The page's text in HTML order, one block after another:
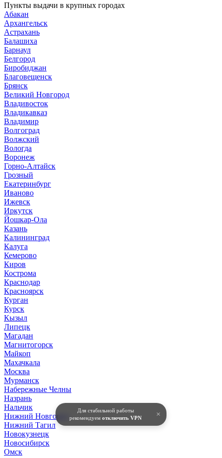
Для стабильной работы
рекомендуем отключить VPN ×
Пункты выдачи в крупных городах
Абакан
Архангельск
Астрахань
Балашиха
Барнаул
Белгород
Биробиджан
Благовещенск
Брянск
Великий Новгород
Владивосток
Владикавказ
Владимир
Волгоград
Волжский
Вологда
Воронеж
Горно-Алтайск
Грозный
Екатеринбург
Иваново
Ижевск
Иркутск
Йошкар-Ола
Казань
Калининград
Калуга
Кемерово
Киров
Кострома
Краснодар
Красноярск
Курган
Курск
Кызыл
Липецк
Магадан
Магнитогорск
Майкоп
Махачкала
Москва
Мурманск
Набережные Челны
Назрань
Нальчик
Нижний Новгород
Нижний Тагил
Новокузнецк
Новосибирск
Омск